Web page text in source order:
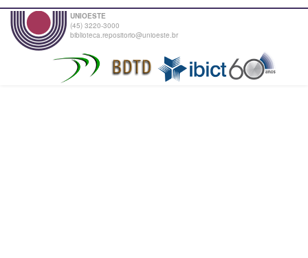
UNIOESTE
(45) 3220-3000
biblioteca.repositorio@unioeste.br